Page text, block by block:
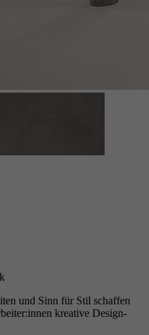
und Sinn für Stil schaffen
kreative Design-